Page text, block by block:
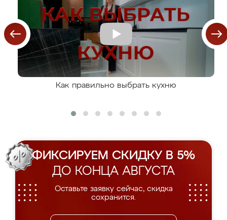
Как правильно выбрать кухню
ФИКСИРУЕМ СКИДКУ В 5%
ДО КОНЦА АВГУСТА
Оставьте заявку сейчас, скидка
сохранится.